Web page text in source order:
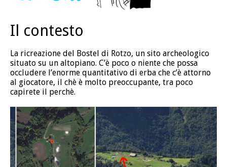
Il contesto
La ricreazione del Bostel di Rotzo, un sito archeologico
situato su un altopiano. C’è poco o niente che possa
occludere l’enorme quantitativo di erba che c’è attorno
al giocatore, il chè è molto preoccupante, tra poco
capirete il perchè.